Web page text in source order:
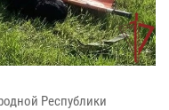
Республики